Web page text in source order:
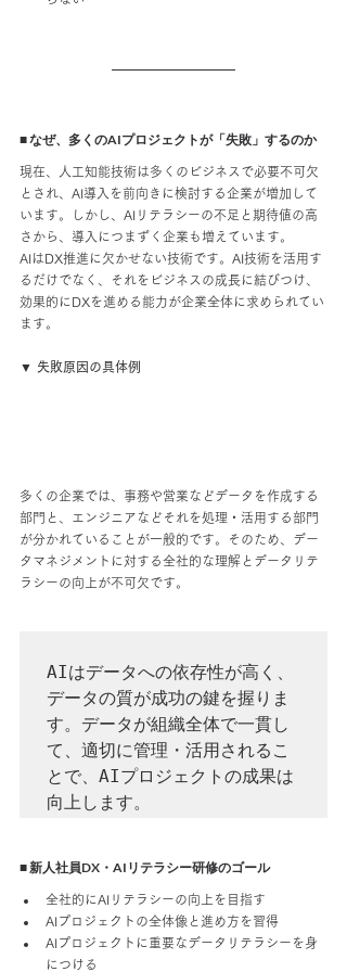
■ なぜ、多くのAIプロジェクトが「失敗」するのか
現在、人工知能技術は多くのビジネスで必要不可欠
とされ、AI導入を前向きに検討する企業が増加して
います。しかし、AIリテラシーの不足と期待値の高
さから、導入につまずく企業も増えています。
AIはDX推進に欠かせない技術です。AI技術を活用す
るだけでなく、それをビジネスの成長に結びつけ、
効果的にDXを進める能力が企業全体に求められてい
ます。
▼ 失敗原因の具体例
多くの企業では、事務や営業などデータを作成する
部門と、エンジニアなどそれを処理・活用する部門
が分かれていることが一般的です。そのため、デー
タマネジメントに対する全社的な理解とデータリテ
ラシーの向上が不可欠です。
AIはデータへの依存性が高く、
データの質が成功の鍵を握りま
す。データが組織全体で一貫し
て、適切に管理・活用されるこ
とで、AIプロジェクトの成果は
■ 新人社員DX・AIリテラシー研修のゴール
全社的にAIリテラシーの向上を目指す
AIプロジェクトの全体像と進め方を習得
AIプロジェクトに重要なデータリテラシーを身
につける